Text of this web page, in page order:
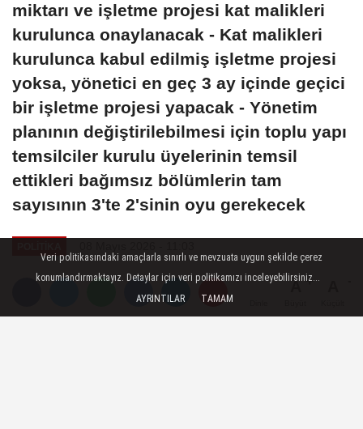
miktarı ve işletme projesi kat malikleri
kurulunca onaylanacak - Kat malikleri
kurulunca kabul edilmiş işletme projesi
yoksa, yönetici en geç 3 ay içinde geçici
bir işletme projesi yapacak - Yönetim
planının değiştirilebilmesi için toplu yapı
temsilciler kurulu üyelerinin temsil
ettikleri bağımsız bölümlerin tam
sayısının 3'te 2'sinin oyu gerekecek
A
Veri politikasındaki amaçlarla sınırlı ve mevzuata uygun şekilde çerez
konumlandırmaktayız. Detaylar için veri politikamızı inceleyebilirsiniz...
AYRINTILAR
TAMAM